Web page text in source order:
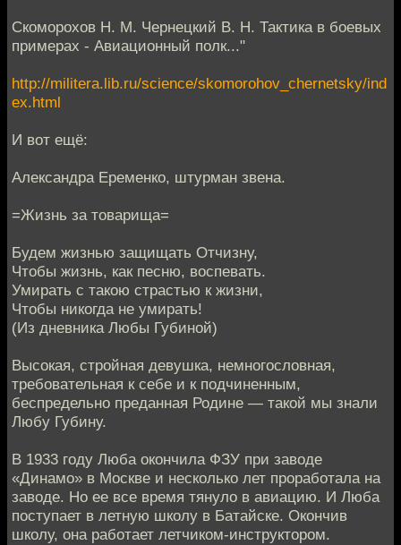
Скоморохов Н. М. Чернецкий В. Н. Тактика в боевых
примерах - Авиационный полк..."
http://militera.lib.ru/science/skomorohov_chernetsky/ind
ex.html
И вот ещё:
Александра Еременко, штурман звена.
=Жизнь за товарища=
Будем жизнью защищать Отчизну,
Чтобы жизнь, как песню, воспевать.
Умирать с такою страстью к жизни,
Чтобы никогда не умирать!
(Из дневника Любы Губиной)
Высокая, стройная девушка, немногословная,
требовательная к себе и к подчиненным,
беспредельно преданная Родине — такой мы знали
Любу Губину.
В 1933 году Люба окончила ФЗУ при заводе
«Динамо» в Москве и несколько лет проработала на
заводе. Но ее все время тянуло в авиацию. И Люба
поступает в летную школу в Батайске. Окончив
школу, она работает летчиком-инструктором.